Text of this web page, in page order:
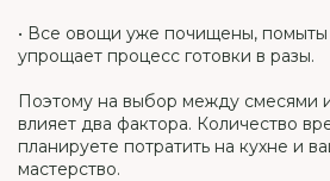
• Все овощи уже почищены, помыты
упрощает процесс готовки в разы.
Поэтому на выбор между смесями
влияет два фактора. Количество
планируете потратить на кухне и
мастерство.